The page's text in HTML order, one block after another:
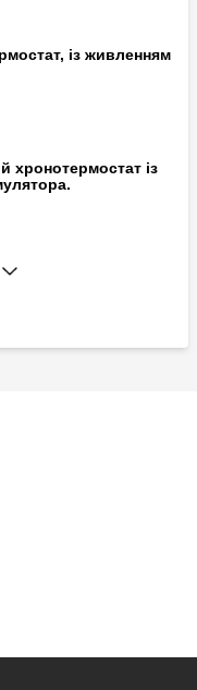
із живленням
хронотермостат із